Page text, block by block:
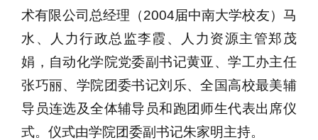
术有限公司总经理（2004届中南大学校友）马
水、人力行政总监李霞、人力资源主管郑茂
娟，自动化学院党委副书记黄亚、学工办主任
张巧丽、学院团委书记刘乐、全国高校最美辅
导员连选及全体辅导员和跑团师生代表出席仪
式。仪式由学院团委副书记朱家明主持。